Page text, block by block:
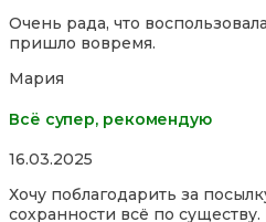
out
of
Очень рада, что
пришло вовремя.
Мария
Всё супер, рекомендую
Rated
out
16.03.2025
Хочу поблагодарить за
сохранности всё по существу.